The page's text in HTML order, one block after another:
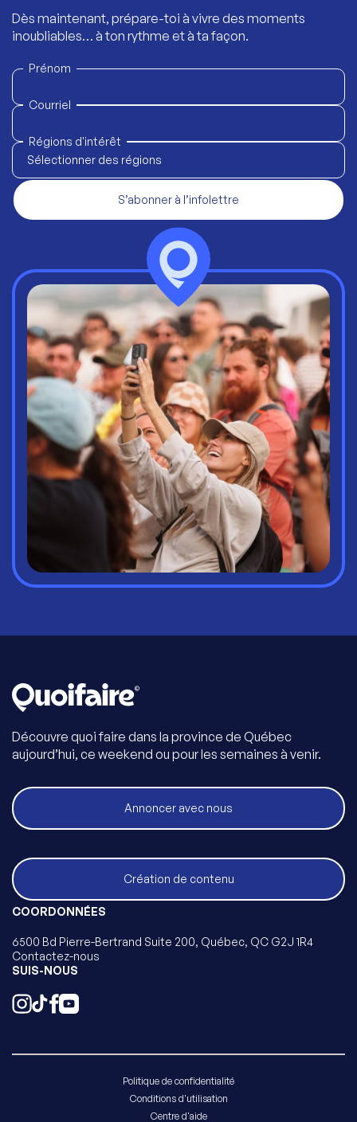
Dès maintenant, prépare-toi à vivre des moments
inoubliables… à ton rythme et à ta façon.
Prénom
Courriel
Régions d'intérêt
Sélectionner des régions
S’abonner à l’infolettre
Découvre quoi faire dans la province de Québec
aujourd’hui, ce weekend ou pour les semaines à venir.
Annoncer avec nous
Création de contenu
COORDONNÉES
6500 Bd Pierre-Bertrand Suite 200, Québec, QC G2J 1R4
Contactez-nous
SUIS-NOUS
Politique de confidentialité
Conditions d'utilisation
Centre d'aide